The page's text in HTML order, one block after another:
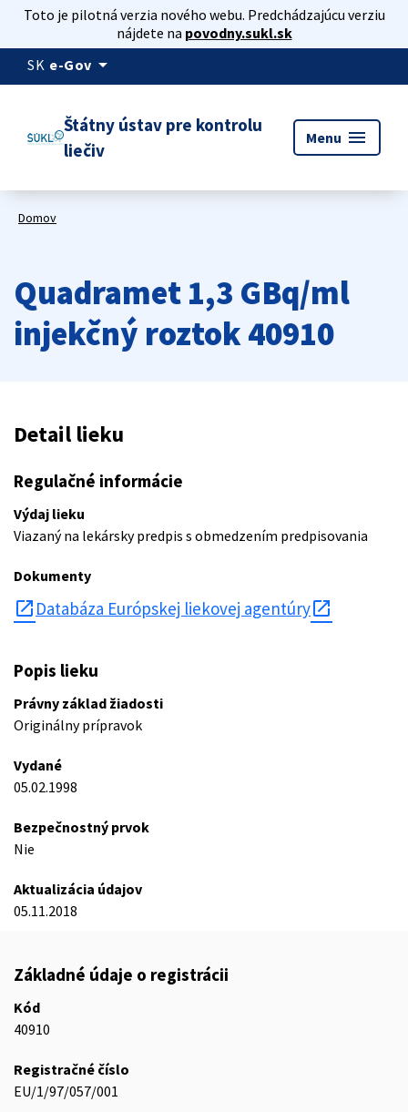
Toto je pilotná verzia nového webu. Predchádzajúcu verziu
nájdete na povodny.sukl.sk
SK e-Gov arrow_drop_down
Štátny ústav pre kontrolu
liečiv
Menu menu
Domov
Quadramet 1,3 GBq/ml
injekčný roztok 40910
Detail lieku
Regulačné informácie
Výdaj lieku
Viazaný na lekársky predpis s obmedzením predpisovania
Dokumenty
open_in_new Databáza Európskej liekovej agentúry
Popis lieku
Právny základ žiadosti
Originálny prípravok
Vydané
05.02.1998
Bezpečnostný prvok
Nie
Aktualizácia údajov
05.11.2018
Základné údaje o registrácii
Kód
40910
Registračné číslo
EU/1/97/057/001